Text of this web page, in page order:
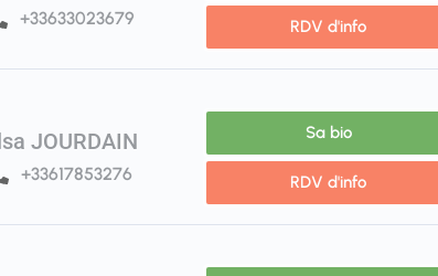
+33633023679 RDV d'info
JOURDAIN
+33617853276
Sa bio
RDV d'info